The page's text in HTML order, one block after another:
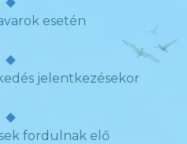
esetén
jelentkezésekor
fordulnak elő